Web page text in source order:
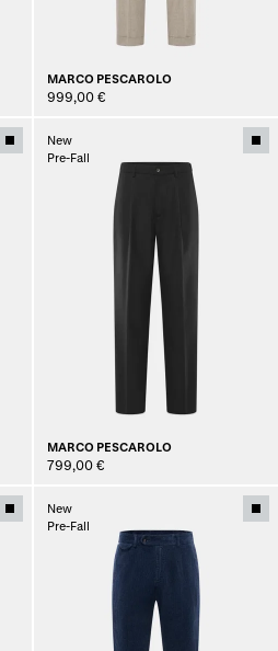
MARCO PESCAROLO
999,00 €
New
Pre-Fall
MARCO PESCAROLO
799,00 €
New
Pre-Fall